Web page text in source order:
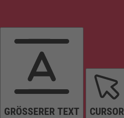
GRÖSSERER TEXT CURSOR